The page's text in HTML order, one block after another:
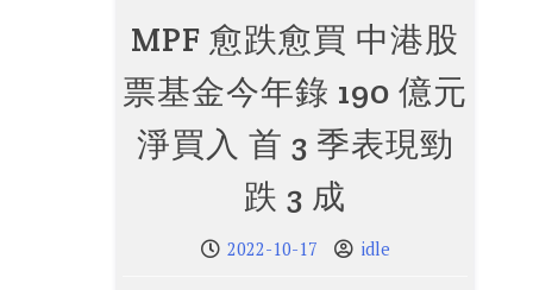
MPF 愈跌愈買 中港股
票基金今年錄 190 億元
淨買入 首 3 季表現勁
跌 3 成
2022-10-17 idle